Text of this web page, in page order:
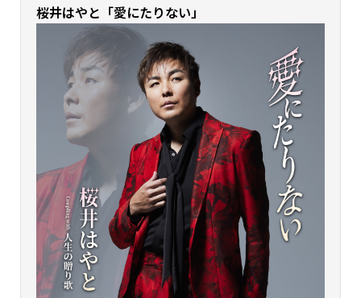
桜井はやと「愛にたりない」